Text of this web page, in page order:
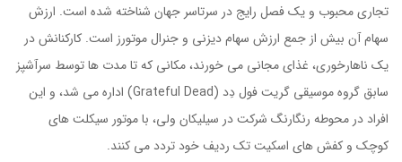
تجاری محبوب و یک فصل رایج در سرتاسر جهان شناخته شده است. ارزش
سهام آن بیش از جمع ارزش سهام دیزنی و جنرال موتورز است. کارکنانش در
یک ناهارخوری، غذای مجانی می خورند، مکانی که تا مدت ها توسط سرآشپز
سابق گروه موسیقی گریت فول دِد (Grateful Dead) اداره می شد، و این
افراد در محوطه رنگارنگ شرکت در سیلیکان ولی، با موتور سیکلت های
کوچک و کفش های اسکیت تک ردیف خود تردد می کنند.